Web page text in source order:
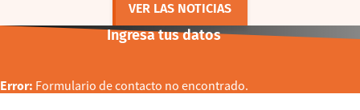
VER LAS NOTICIAS
Ingresa tus datos
Error: Formulario de contacto no encontrado.